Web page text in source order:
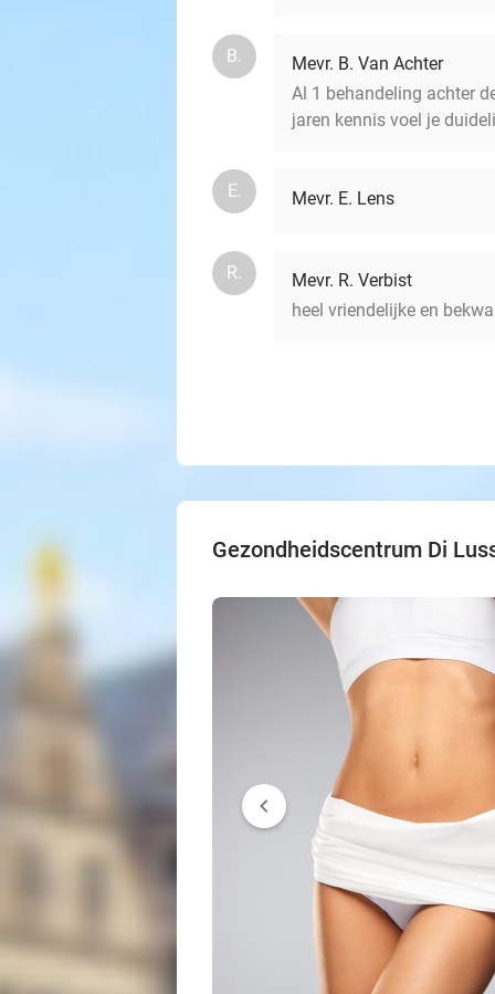
B.
Mevr. B. Van Achter
Al 1 behandeling achter
jaren kennis voel je
E. Mevr. E. Lens
R.
Mevr. R. Verbist
heel vriendelijke en
Gezondheidscentrum Di
chevron_left